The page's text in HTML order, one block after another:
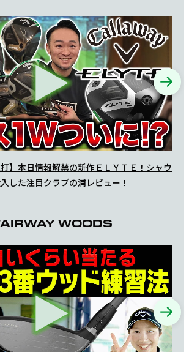
打】本日情報解禁の新作ＥＬＹＴＥ！シャウ
した注目クラブの浦レビュー！
WOODS